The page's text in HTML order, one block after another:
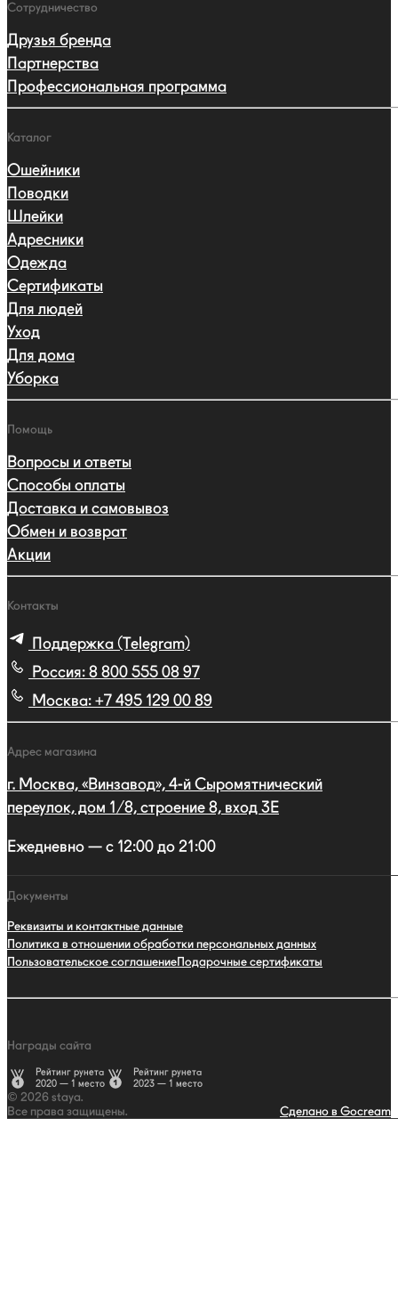
Сотрудничество
Друзья бренда
Партнерства
Профессиональная программа
Каталог
Ошейники
Поводки
Шлейки
Адресники
Одежда
Сертификаты
Для людей
Уход
Для дома
Уборка
Помощь
Вопросы и ответы
Способы оплаты
Доставка и самовывоз
Обмен и возврат
Акции
Контакты
Поддержка (Telegram)
Россия: 8 800 555 08 97
Москва: +7 495 129 00 89
Адрес магазина
г. Москва, «Винзавод», 4-й Сыромятнический
переулок, дом 1/8, строение 8, вход 3E
Ежедневно — с 12:00 до 21:00
Документы
Реквизиты и контактные данные
Политика в отношении обработки персональных данных
Пользовательское соглашениеПодарочные сертификаты
Награды сайта
Рейтинг рунета
2020 — 1 место
Рейтинг рунета
2023 — 1 место
© 2026 staya.
Все права защищены.
Сделано в Gocream